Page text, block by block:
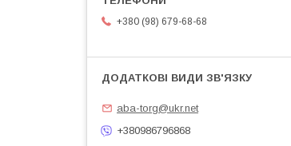
+380 (98) 679-68-68
aba-torg@ukr.net
+380986796868